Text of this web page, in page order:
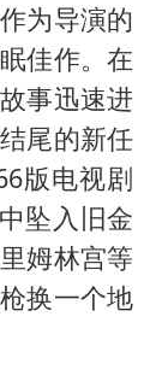
为导演的
佳作。在
事迅速进
尾的新任
版电视剧
坠入旧金
姆林宫等
换一个地